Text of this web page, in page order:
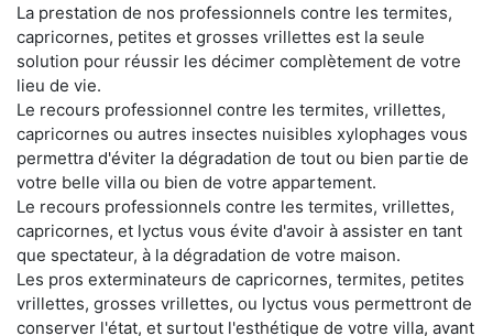
La prestation de nos professionnels contre les termites,
capricornes, petites et grosses vrillettes est la seule
solution pour réussir les décimer complètement de votre
lieu de vie.
Le recours professionnel contre les termites, vrillettes,
capricornes ou autres insectes nuisibles xylophages vous
permettra d'éviter la dégradation de tout ou bien partie de
votre belle villa ou bien de votre appartement.
Le recours professionnels contre les termites, vrillettes,
capricornes, et lyctus vous évite d'avoir à assister en tant
que spectateur, à la dégradation de votre maison.
Les pros exterminateurs de capricornes, termites, petites
vrillettes, grosses vrillettes, ou lyctus vous permettront de
conserver l'état, et surtout l'esthétique de votre villa, avant